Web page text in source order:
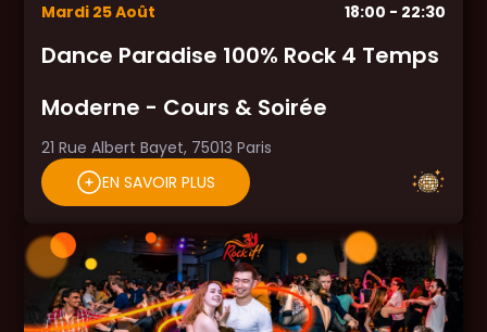
Mardi 25Août 18:00 - 22:30
Dance Paradise 100% Rock 4 Temps
Moderne - Cours & Soirée
21 Rue Albert Bayet, 75013 Paris
EN SAVOIR PLUS